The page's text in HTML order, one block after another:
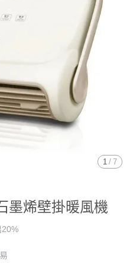
1 / 7
墨烯壁掛暖風機
20%